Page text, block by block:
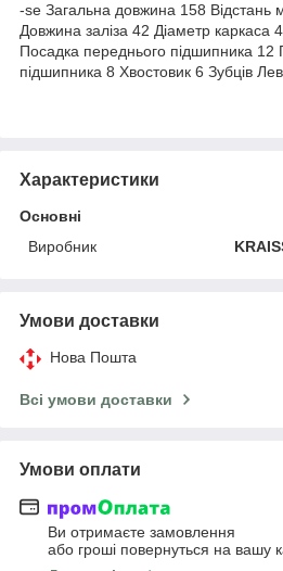
-se Загальна довжина 158 Відстань
Довжина заліза 42 Діаметр каркаса
Посадка переднього підшипника 12
підшипника 8 Хвостовик 6 Зубців
Характеристики
Основні
Виробник
Умови доставки
Нова Пошта
Всі умови доставки
Умови оплати
Ви отримаєте замовлення
або гроші повернуться на вашу